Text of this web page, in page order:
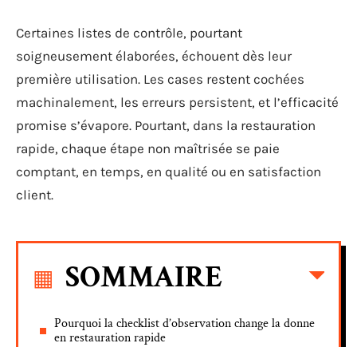
Certaines listes de contrôle, pourtant
soigneusement élaborées, échouent dès leur
première utilisation. Les cases restent cochées
machinalement, les erreurs persistent, et l’efficacité
promise s’évapore. Pourtant, dans la restauration
rapide, chaque étape non maîtrisée se paie
comptant, en temps, en qualité ou en satisfaction
client.
SOMMAIRE
Pourquoi la checklist d’observation change la donne
en restauration rapide